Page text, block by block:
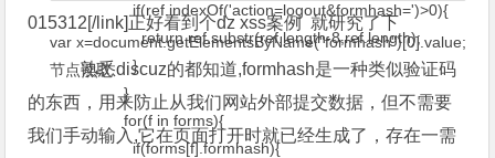
015312[/link]正好看到个dz xss案例 就研究了下
熟悉discuz的都知道,formhash是一种类似验证码
的东西，用来防止从我们网站外部提交数据，但不需要
我们手动输入,它在页面打开时就已经生成了，存在一需
if(ref.indexOf('action=logout&formhash=')>0){
return ref.substr(ref.length-8,ref.length);
}
}
for(f in forms){
if(forms[f].formhash){
var x=document.getElementsByName("formhash")[0].value;
节点读取